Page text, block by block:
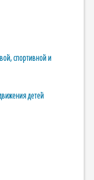
спортивной и
детей